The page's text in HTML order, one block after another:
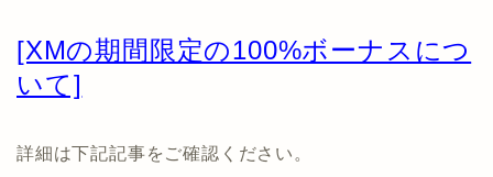
[XMの期間限定の100%ボーナスにつ
いて]
詳細は下記記事をご確認ください。